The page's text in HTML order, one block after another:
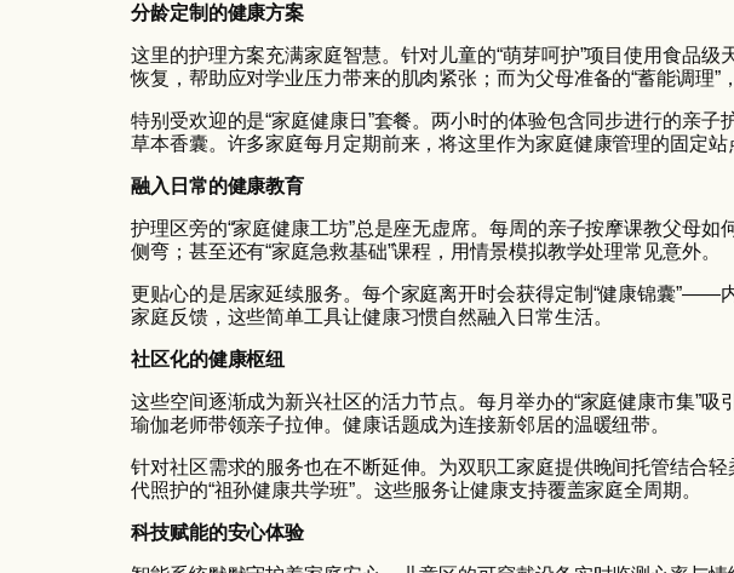
分龄定制的健康方案
这里的护理方案充满家庭智慧。针对儿童的“萌芽呵护”项目使用食品
恢复，帮助应对学业压力带来的肌肉紧张；而为父母准备的“蓄能调
特别受欢迎的是“家庭健康日”套餐。两小时的体验包含同步进行的亲
草本香囊。许多家庭每月定期前来，将这里作为家庭健康管理的固定站
融入日常的健康教育
护理区旁的“家庭健康工坊”总是座无虚席。每周的亲子按摩课教父母
侧弯；甚至还有“家庭急救基础”课程，用情景模拟教学处理常见意外。
更贴心的是居家延续服务。每个家庭离开时会获得定制“健康锦囊”——
家庭反馈，这些简单工具让健康习惯自然融入日常生活。
社区化的健康枢纽
这些空间逐渐成为新兴社区的活力节点。每月举办的“家庭健康市集”
瑜伽老师带领亲子拉伸。健康话题成为连接新邻居的温暖纽带。
针对社区需求的服务也在不断延伸。为双职工家庭提供晚间托管结合
代照护的“祖孙健康共学班”。这些服务让健康支持覆盖家庭全周期。
科技赋能的安心体验